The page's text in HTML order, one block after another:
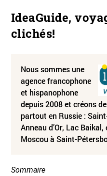
IdeaGuide,
clichés!
Nous sommes une
agence francophone
et hispanophone
depuis 2008 et créons
partout en Russie :
Anneau d’Or, Lac
Moscou à Saint-
Sommaire